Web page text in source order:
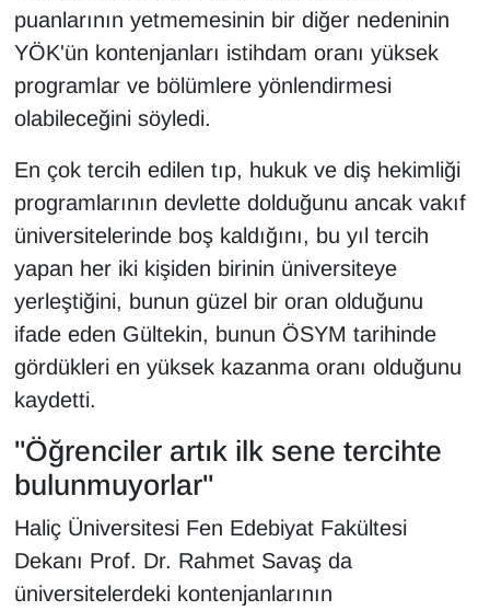
puanlarının yetmemesinin bir diğer nedeninin
YÖK'ün kontenjanları istihdam oranı yüksek
programlar ve bölümlere yönlendirmesi
olabileceğini söyledi.
En çok tercih edilen tıp, hukuk ve diş hekimliği
programlarının devlette dolduğunu ancak vakıf
üniversitelerinde boş kaldığını, bu yıl tercih
yapan her iki kişiden birinin üniversiteye
yerleştiğini, bunun güzel bir oran olduğunu
ifade eden Gültekin, bunun ÖSYM tarihinde
gördükleri en yüksek kazanma oranı olduğunu
kaydetti.
"Öğrenciler artık ilk sene tercihte
bulunmuyorlar"
Haliç Üniversitesi Fen Edebiyat Fakültesi
Dekanı Prof. Dr. Rahmet Savaş da
üniversitelerdeki kontenjanlarının